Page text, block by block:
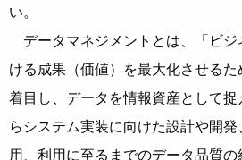
い。
データマネジメントとは、「ビジ
ける成果（価値）を最大化させる
着目し、データを情報資産として
らシステム実装に向けた設計や開
用、利用に至るまでのデータ品質